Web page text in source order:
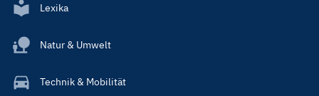
Lexika
Natur & Umwelt
Technik & Mobilität